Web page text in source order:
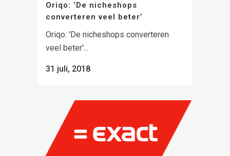
Oriqo: ‘De nicheshops
converteren veel beter’
Oriqo: 'De nicheshops converteren
veel beter'...
31 juli, 2018